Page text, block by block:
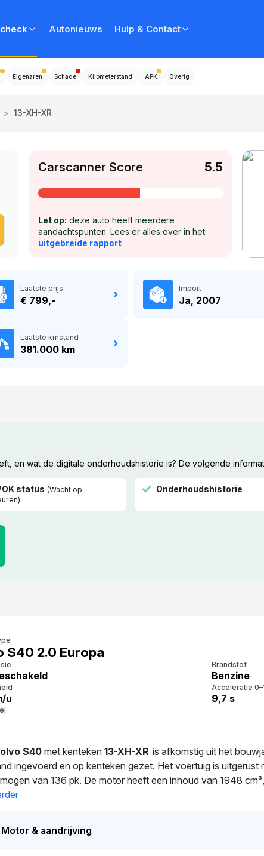
Autonieuws Hulp & Contact
Eigenaren Schade Kilometerstand APK Overig
> 13-XH-XR
Carscanner Score 5.5
Let op: deze auto heeft meerdere
aandachtspunten. Lees er alles over in het
uitgebreide rapport
Laatste prijs
€ 799,-
Import
Ja, 2007
Laatste kmstand
381.000 km
en wat de digitale onderhoudshistorie is? De volgende
status (Wacht op
Onderhoudshistorie
S40 2.0 Europa
Brandstof
Benzine
u
Acceleratie
9,7 s
S40met kenteken 13-XH-XR is afkomstig uit het
ingevoerd en op kenteken gezet. Het voertuig is
van 136 pk. De motor heeft een inhoud van 1948
verbruikt deze auto 8.3 l/100 km. Een
APK-gekeurd worden. De auto heeft sinds de registratie 2
Motor & aandrijving